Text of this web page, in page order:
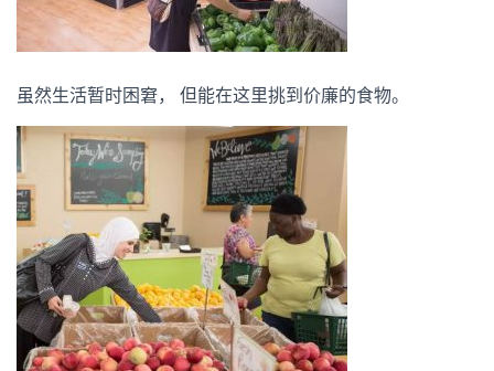
虽然生活暂时困窘， 但能在这里挑到价廉的食物。